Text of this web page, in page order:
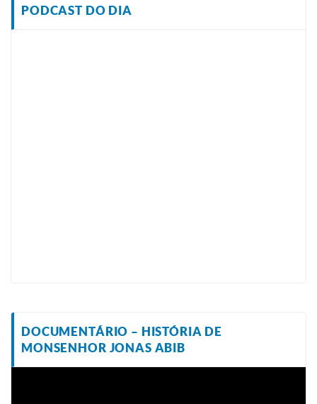
PODCAST DO DIA
DOCUMENTÁRIO – HISTÓRIA DE
MONSENHOR JONAS ABIB